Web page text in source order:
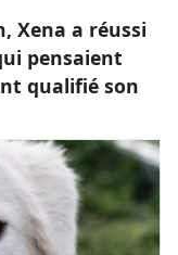
Xena a réussi
pensaient
qualifié son